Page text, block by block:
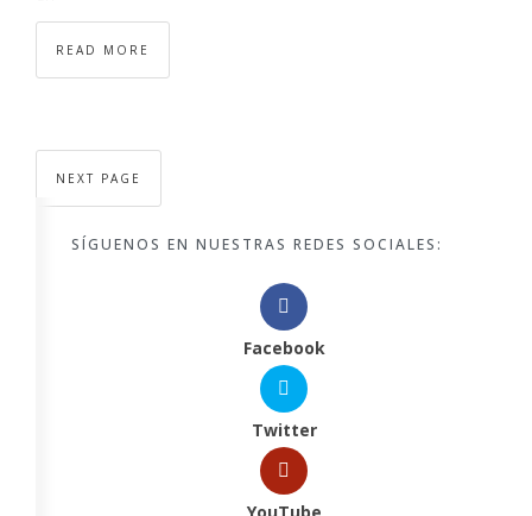
READ MORE
NEXT PAGE
SÍGUENOS EN NUESTRAS REDES SOCIALES:
Facebook
Twitter